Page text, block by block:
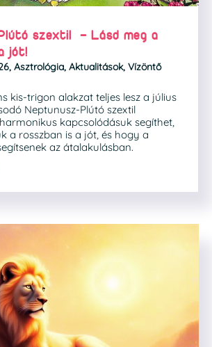
szextil – Lásd meg a
jót!
, Asztrológia, Aktualitások, Vízöntő
kis-trigon alakzat teljes lesz a július
Neptunusz-Plútó szextil
kapcsolódásuk segíthet,
a rosszban is a jót, és hogy a
az átalakulásban.